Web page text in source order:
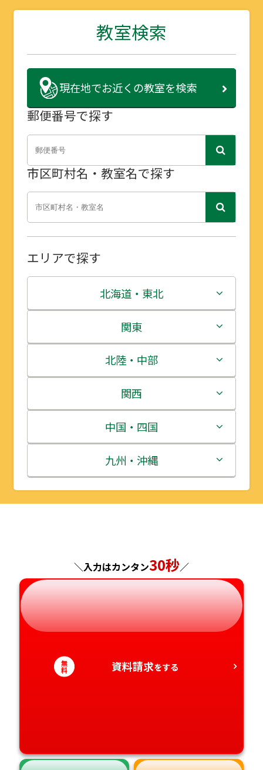
教室検索
現在地でお近くの教室を検索
郵便番号で探す
市区町村名・教室名で探す
エリアで探す
北海道・東北
北海道
青森県
岩手県
宮城県
秋田県
山形県
関東
茨城県
栃木県
群馬県
埼玉県
千葉県
北陸・中部
新潟県
富山県
石川県
福井県
岐阜県
静岡県
関西
三重県
滋賀県
京都府
奈良県
和歌山県
中国・四国
鳥取県
島根県
山口県
徳島県
九州・沖縄
福岡県
熊本県
大分県
＼入力はカンタン30秒／
無
料 資料請求をする